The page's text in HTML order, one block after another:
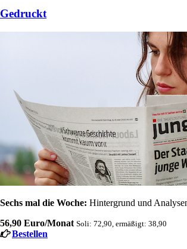
Gedruckt
Sechs mal die Woche: Hintergrund und
56,90 Euro/Monat Soli: 72,90, ermäßigt: 38,90
Bestellen